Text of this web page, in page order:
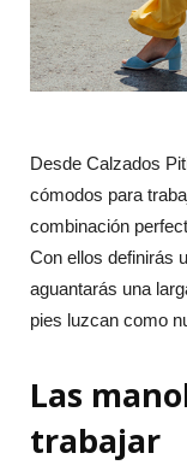
Desde Calzados
cómodos para
combinación
Con ellos definirás
aguantarás una
pies luzcan como
Las
trabajar